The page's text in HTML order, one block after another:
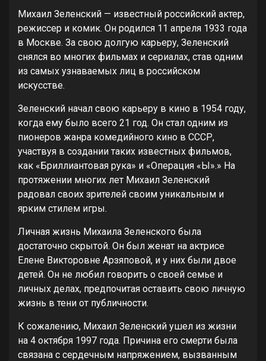
Михаил Зеленский — известный российский актер,
режиссер и комик. Он родился 11 апреля 1933 года
в Москве. За свою долгую карьеру, Зеленский
снялся во многих фильмах и сериалах, став одним
из самых узнаваемых лиц в российском
искусстве.
Зеленский начал свою карьеру в кино в 1954 году,
когда ему было всего 21 год. Он стал одним из
пионеров жанра комедийного кино в СССР,
участвуя в создании таких известных фильмов,
как «Бриллиантовая рука» и «Операция «Ы».» На
протяжении многих лет Михаил Зеленский
радовал своих зрителей своим уникальным и
ярким стилем игры.
Личная жизнь Михаила Зеленского была
достаточно скрытой. Он был женат на актрисе
Елене Викторовне Арзяповой, и у них были двое
детей. Он не любил говорить о своей семье и
личных делах, предпочитая оставить свою личную
жизнь в тени от публичности.
К сожалению, Михаил Зеленский ушел из жизни
на 4 октября 1997 года. Причина его смерти была
связана с сердечным напряжением, вызванным